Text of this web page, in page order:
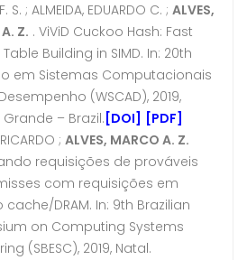
S. ; ALMEIDA, EDUARDO C. ; ALVES,
Z. . ViViD Cuckoo Hash: Fast
Building in SIMD. In: 20th
em Sistemas Computacionais
(WSCAD), 2019,
– Brazil. [DOI] [PDF]
; ALVES, MARCO A. Z.
requisições de prováveis
com requisições em
DRAM. In: 9th Brazilian
on Computing Systems
(SBESC), 2019, Natal.